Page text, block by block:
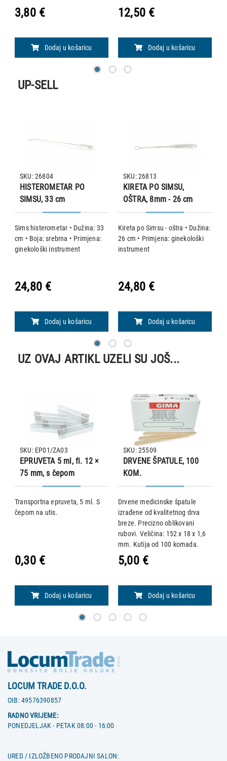
3,80 €
Dodaj u košaricu
12,50 €
Dodaj u košaricu
UP-SELL
HISTEROMETAR PO
SIMSU, 33 cm
Sims histerometar • Dužina: 33
cm • Boja: srebrna • Primjena:
ginekološki instrument
SKU: 26804
24,80 €
Dodaj u košaricu
KIRETA PO SIMSU,
OŠTRA, 8mm - 26 cm
Kireta po Simsu - oštra • Dužina:
26 cm • Primjena: ginekološki
instrument
SKU: 26813
24,80 €
Dodaj u košaricu
UZ OVAJ ARTIKL UZELI SU JOŠ...
EPRUVETA 5 ml, fi. 12 ×
75 mm, s čepom
Transportna epruveta, 5 ml. S
čepom na utis.
SKU: EP01/ZA03
0,30 €
Dodaj u košaricu
DRVENE ŠPATULE, 100
KOM.
Drvene medicinske špatule
izrađene od kvalitetnog drva
breze. Precizno oblikovani
rubovi. Veličina: 152 x 18 x 1,6
mm. Kutija od 100 komada.
SKU: 25509
5,00 €
Dodaj u košaricu
LOCUM TRADE D.O.O.
OIB:49576390857
RADNO VRIJEME:
PONEDJELJAK - PETAK 08:00 - 16:00
URED / IZLOŽBENO PRODAJNI SALON: